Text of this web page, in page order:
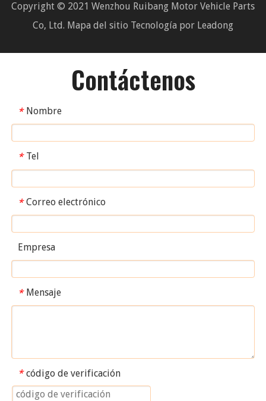
Copyright © 2021 Wenzhou Ruibang Motor Vehicle Parts
Co, Ltd. Mapa del sitio Tecnología por Leadong
Contáctenos
* Nombre
* Tel
* Correo electrónico
Empresa
* Mensaje
* código de verificación